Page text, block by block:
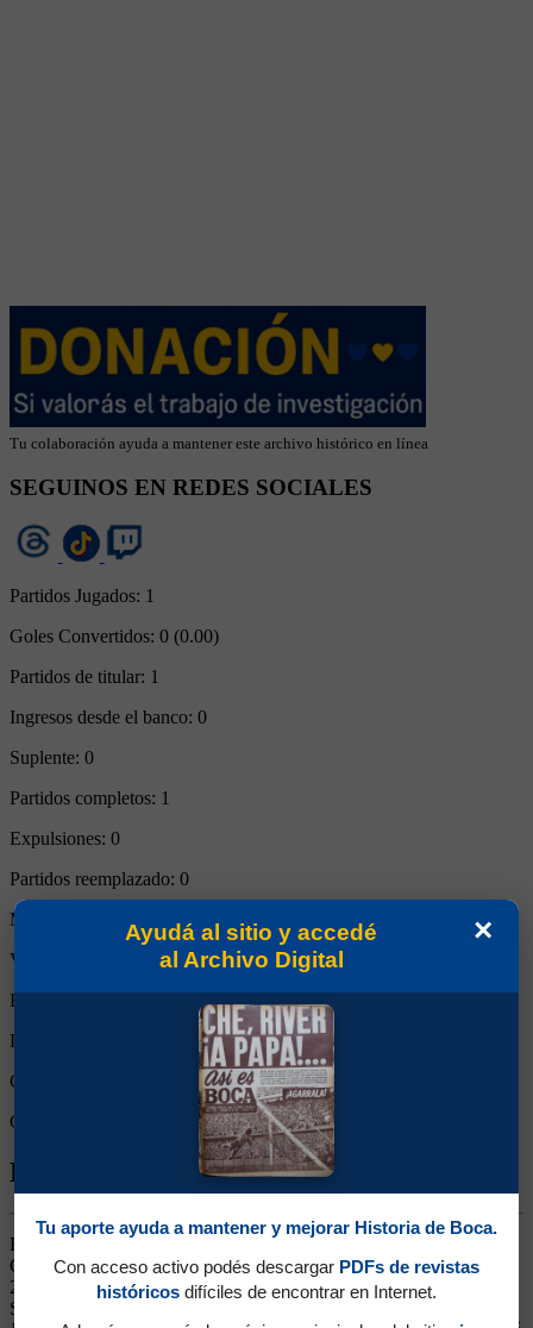
Tu colaboración ayuda a mantener este archivo histórico en línea
SEGUINOS EN REDES SOCIALES
Partidos Jugados: 1
Goles Convertidos: 0 (0.00)
Partidos de titular: 1
Ingresos desde el banco: 0
Suplente: 0
Partidos completos: 1
Expulsiones: 0
Partidos reemplazado: 0
Minutos Disputados:
90
Victorias:
Empates:
Derrotas:
Goles de Boca:
Goles rivales:
Biografía de Juan Román Riquelme
Enganche. Ganó 11 títulos (Aperturas 1998, 2000, 2008 y 2011,
Clausura 1999, Libertadores 2000, 2001 y 2007, Intercontinental
2000, Recopa 2008 y Copa Argentina 2012). Jugó 13 partidos en la
Selección siendo jugador boquense, además de integrar la Selección
×
Ayudá al sitio y accedé
al Archivo Digital
Tu aporte ayuda a mantener y mejorar Historia de Boca.
Con acceso activo podés descargar PDFs de revistas
históricos difíciles de encontrar en Internet.